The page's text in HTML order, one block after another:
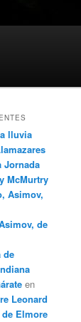
lluvia
Jornada
McMurtry
Asimov,
de
de
en
Leonard
Elmore